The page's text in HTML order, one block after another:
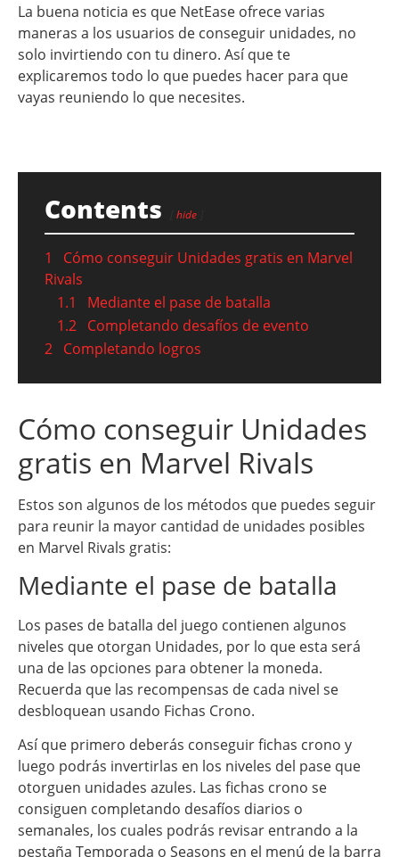
La buena noticia es que NetEase ofrece varias
maneras a los usuarios de conseguir unidades, no
solo invirtiendo con tu dinero. Así que te
explicaremos todo lo que puedes hacer para que
vayas reuniendo lo que necesites.
Contents hide
1
Cómo conseguir Unidades gratis en Marvel
Rivals
1.1
Mediante el pase de batalla
1.2 Completando desafíos de evento
2 Completando logros
Cómo conseguir Unidades
gratis en Marvel Rivals
Estos son algunos de los métodos que puedes seguir
para reunir la mayor cantidad de unidades posibles
en Marvel Rivals gratis:
Mediante el pase de batalla
Los pases de batalla del juego contienen algunos
niveles que otorgan Unidades, por lo que esta será
una de las opciones para obtener la moneda.
Recuerda que las recompensas de cada nivel se
desbloquean usando Fichas Crono.
Así que primero deberás conseguir fichas crono y
luego podrás invertirlas en los niveles del pase que
otorguen unidades azules. Las fichas crono se
consiguen completando desafíos diarios o
semanales, los cuales podrás revisar entrando a la
pestaña Temporada o Seasons en el menú de la barra